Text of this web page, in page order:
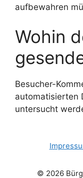
aufbewahren
Wohin
Besucher-
automatisierten
untersucht
© 2026